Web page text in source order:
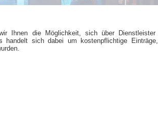
Ihnen die Möglichkeit, sich über
handelt sich dabei um kostenpflichtige